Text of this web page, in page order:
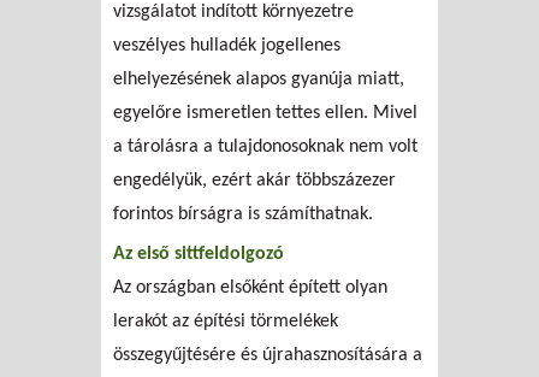
vizsgálatot indított környezetre
veszélyes hulladék jogellenes
elhelyezésének alapos gyanúja miatt,
egyelőre ismeretlen tettes ellen. Mivel
a tárolásra a tulajdonosoknak nem volt
engedélyük, ezért akár többszázezer
forintos bírságra is számíthatnak.
Az első sittfeldolgozó
Az országban elsőként épített olyan
lerakót az építési törmelékek
összegyűjtésére és újrahasznosítására a